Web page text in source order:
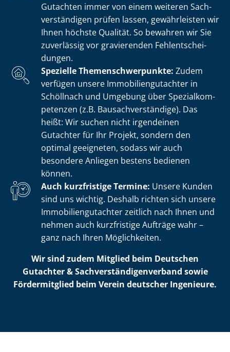
Gutachten immer von einem weiteren Sach­
ver­stän­di­gen prüfen lassen, gewährleisten wir
Ihnen höchste Qualität. So bewahren wir Sie
zuverlässig vor gravierenden Fehl­ent­schei­
dun­gen.
Spezielle The­men­schwer­punk­te: Zudem
verfügen unsere Im­mo­bi­li­en­gut­ach­ter in
Schöllnach und Umgebung über Spe­zi­al­kom­
pe­ten­zen (z.B. Bau­sach­ver­stän­di­ge). Das
heißt: Wir suchen nicht irgendeinen
Gutachter für Ihr Projekt, sondern den
optimal geeigneten, sodass wir auch
besondere Anliegen bestens bedienen
können.
Auch kurzfristige Termine: Unsere Kunden
sind uns wichtig. Deshalb richten sich unsere
Im­mo­bi­li­en­gut­ach­ter zeitlich nach Ihnen und
nehmen auch kurzfristige Aufträge wahr –
ganz nach Ihren Möglichkeiten.
Wir sind zudem Mitglied beim Deutschen
Gutachter & Sach­ver­stän­di­gen­ver­band sowie
Fördermitglied beim Verein deutscher Ingenieure.